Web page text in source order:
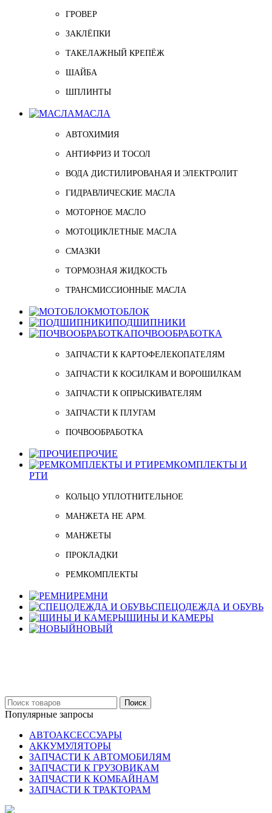
ГРОВЕР
ЗАКЛЁПКИ
ТАКЕЛАЖНЫЙ КРЕПЁЖ
ШАЙБА
ШПЛИНТЫ
МАСЛА
АВТОХИМИЯ
АНТИФРИЗ И ТОСОЛ
ВОДА ДИСТИЛИРОВАНАЯ И ЭЛЕКТРОЛИТ
ГИДРАВЛИЧЕСКИЕ МАСЛА
МОТОРНОЕ МАСЛО
МОТОЦИКЛЕТНЫЕ МАСЛА
СМАЗКИ
ТОРМОЗНАЯ ЖИДКОСТЬ
ТРАНСМИССИОННЫЕ МАСЛА
МОТОБЛОК
ПОДШИПНИКИ
ПОЧВООБРАБОТКА
ЗАПЧАСТИ К КАРТОФЕЛЕКОПАТЕЛЯМ
ЗАПЧАСТИ К КОСИЛКАМ И ВОРОШИЛКАМ
ЗАПЧАСТИ К ОПРЫСКИВАТЕЛЯМ
ЗАПЧАСТИ К ПЛУГАМ
ПОЧВООБРАБОТКА
ПРОЧИЕ
РЕМКОМПЛЕКТЫ И
РТИ
КОЛЬЦО УПЛОТНИТЕЛЬНОЕ
МАНЖЕТА НЕ АРМ.
МАНЖЕТЫ
ПРОКЛАДКИ
РЕМКОМПЛЕКТЫ
РЕМНИ
СПЕЦОДЕЖДА И ОБУВЬ
ШИНЫ И КАМЕРЫ
НОВЫЙ
Поиск
Популярные запросы
АВТОАКСЕССУАРЫ
АККУМУЛЯТОРЫ
ЗАПЧАСТИ К АВТОМОБИЛЯМ
ЗАПЧАСТИ К ГРУЗОВИКАМ
ЗАПЧАСТИ К КОМБАЙНАМ
ЗАПЧАСТИ К ТРАКТОРАМ